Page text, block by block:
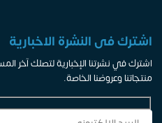
اشترك فى النشرة الاخبارية
اشترك في نشرتنا الإخبارية لتصلك آخر
منتجاتنا وعروضنا الخاصة.